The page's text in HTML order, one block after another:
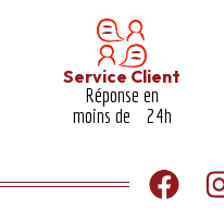
Service Client
Réponse en
moins de 24h